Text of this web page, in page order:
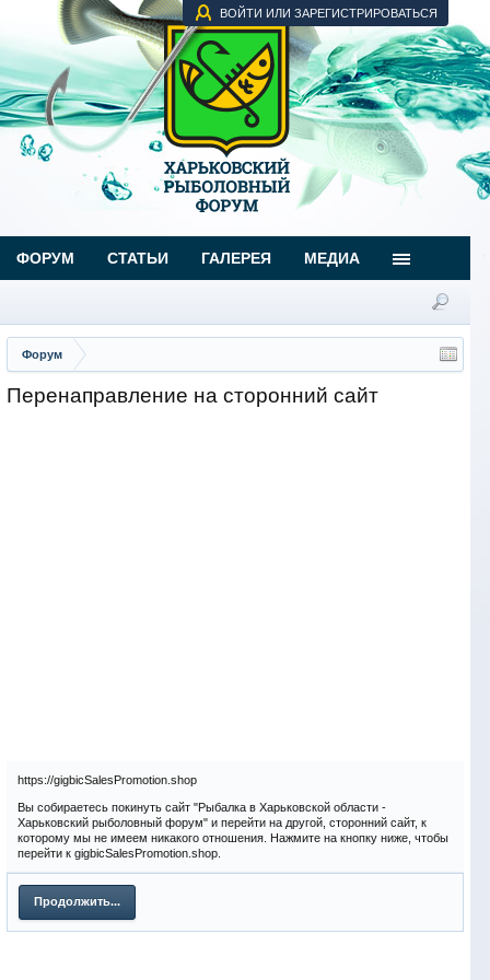
ВОЙТИ ИЛИ ЗАРЕГИСТРИРОВАТЬСЯ
Форум
Перенаправление на сторонний сайт
https://gigbicSalesPromotion.shop
Вы собираетесь покинуть сайт "Рыбалка в Харьковской области -
Харьковский рыболовный форум" и перейти на другой, сторонний сайт, к
которому мы не имеем никакого отношения. Нажмите на кнопку ниже, чтобы
перейти к gigbicSalesPromotion.shop.
Продолжить...
ФОРУМ СТАТЬИ ГАЛЕРЕЯ МЕДИА